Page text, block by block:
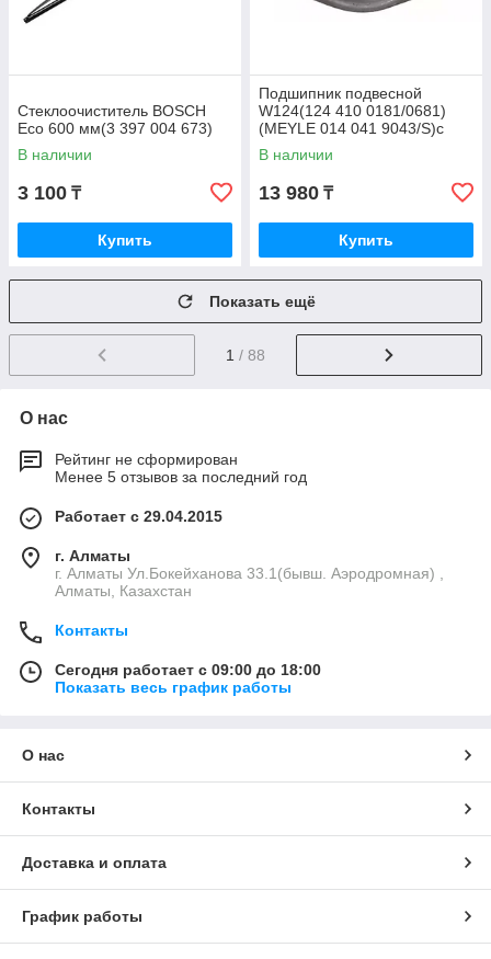
Стеклоочиститель BOSCH
Eco 600 мм(3 397 004 673)
В наличии
3 100 ₸
Купить
Подшипник подвесной
W124(124 410 0181/0681)
(MEYLE 014 041 9043/S)с
подшипником
В наличии
13 980 ₸
Купить
Показать ещё
1 / 88
О нас
Рейтинг не сформирован
Менее 5 отзывов за последний год
Работает с 29.04.2015
г. Алматы
г. Алматы Ул.Бокейханова 33.1(бывш. Аэродромная) ,
Алматы, Казахстан
Контакты
Сегодня работает с 09:00 до 18:00
Показать весь график работы
О нас
Контакты
Доставка и оплата
График работы